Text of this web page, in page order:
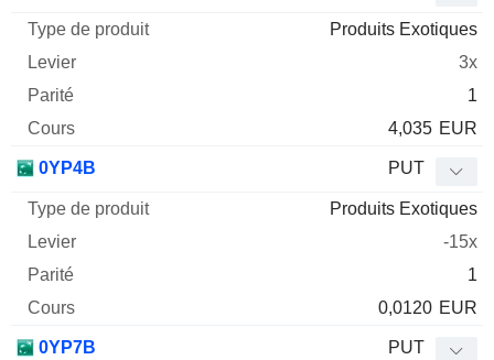
Produits Exotiques
3x
1
4,035 EUR
0YP4B PUT
Produits Exotiques
-15x
1
0,0120 EUR
0YP7B PUT